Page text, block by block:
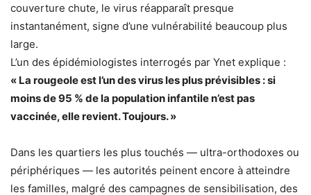
couverture chute, le virus réapparaît presque
instantanément, signe d’une vulnérabilité beaucoup plus
large.
L’un des épidémiologistes interrogés par Ynet explique :
« La rougeole est l’un des virus les plus prévisibles : si
moins de 95 % de la population infantile n’est pas
vaccinée, elle revient. Toujours. »
Dans les quartiers les plus touchés — ultra-orthodoxes ou
périphériques — les autorités peinent encore à atteindre
les familles, malgré des campagnes de sensibilisation, des